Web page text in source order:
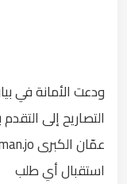
ودعت الأمانة في
التصاريح إلى
استقبال أي طلب